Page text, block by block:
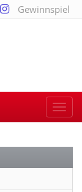
Gewinnspiel